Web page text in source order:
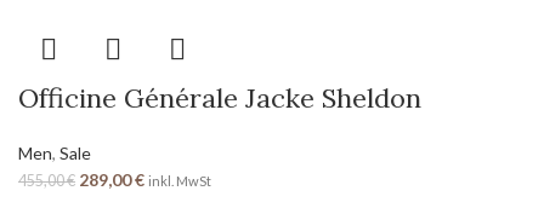
Officine Générale Jacke Sheldon
Men, Sale
455,00€ 289,00€ inkl. MwSt